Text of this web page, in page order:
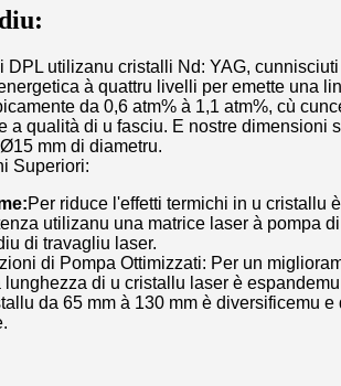
DPL utilizanu cristalli Nd: YAG,
à quattru livelli per emette una
da 0,6 atm% à 1,1 atm%, cù
a qualità di u fasciu. E nostre dimensioni
mm di diametru.
Superiori:
Per riduce l'effetti termichi in u cristallu
utilizanu una matrice laser à pompa
di travagliu laser.
di Pompa Ottimizzati: Per un
di u cristallu laser è
da 65 mm à 130 mm è diversificemu